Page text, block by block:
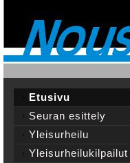
Etusivu
Seuran esittely
Yleisurheilu
Yleisurheilukilpailut